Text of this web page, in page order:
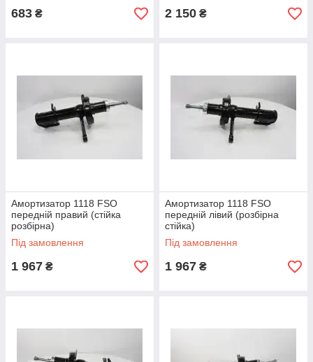
683 ₴ 2 150 ₴
Амортизатор 1118 FSO
передній правий (стійка
розбірна)
Під замовлення
1 967 ₴
Амортизатор 1118 FSO
передній лівий (розбірна
стійка)
Під замовлення
1 967 ₴